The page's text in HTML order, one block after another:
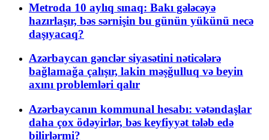
Metroda 10 aylıq sınaq: Bakı gələcəyə
hazırlaşır, bəs sərnişin bu günün yükünü necə
daşıyacaq?
Azərbaycan gənclər siyasətini nəticələrə
bağlamağa çalışır, lakin məşğulluq və beyin
axını problemləri qalır
Azərbaycanın kommunal hesabı: vətəndaşlar
daha çox ödəyirlər, bəs keyfiyyət tələb edə
bilirlərmi?